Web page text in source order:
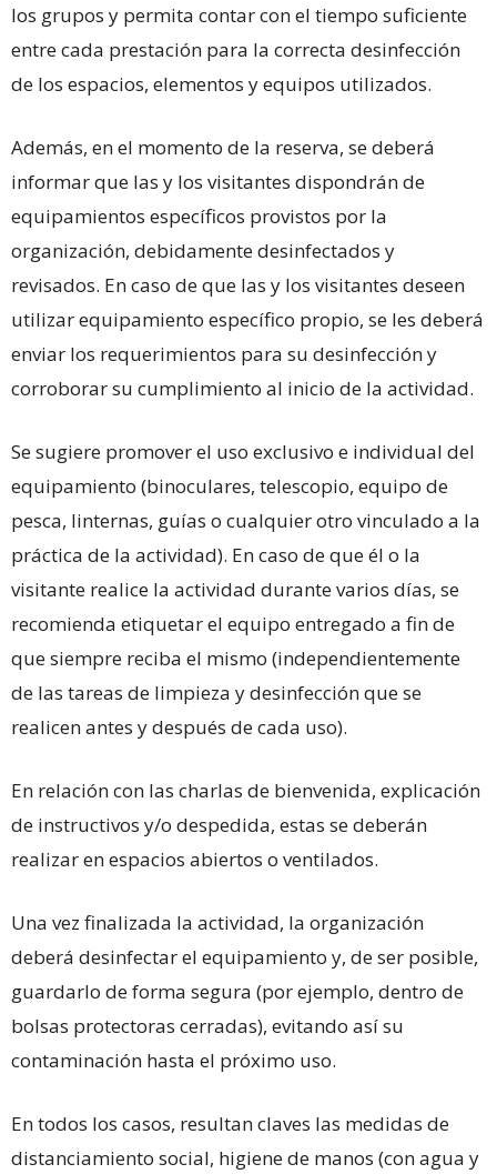
los grupos y permita contar con el tiempo suficiente
entre cada prestación para la correcta desinfección
de los espacios, elementos y equipos utilizados.
Además, en el momento de la reserva, se deberá
informar que las y los visitantes dispondrán de
equipamientos específicos provistos por la
organización, debidamente desinfectados y
revisados. En caso de que las y los visitantes deseen
utilizar equipamiento específico propio, se les deberá
enviar los requerimientos para su desinfección y
corroborar su cumplimiento al inicio de la actividad.
Se sugiere promover el uso exclusivo e individual del
equipamiento (binoculares, telescopio, equipo de
pesca, linternas, guías o cualquier otro vinculado a la
práctica de la actividad). En caso de que él o la
visitante realice la actividad durante varios días, se
recomienda etiquetar el equipo entregado a fin de
que siempre reciba el mismo (independientemente
de las tareas de limpieza y desinfección que se
realicen antes y después de cada uso).
En relación con las charlas de bienvenida, explicación
de instructivos y/o despedida, estas se deberán
realizar en espacios abiertos o ventilados.
Una vez finalizada la actividad, la organización
deberá desinfectar el equipamiento y, de ser posible,
guardarlo de forma segura (por ejemplo, dentro de
bolsas protectoras cerradas), evitando así su
contaminación hasta el próximo uso.
En todos los casos, resultan claves las medidas de
distanciamiento social, higiene de manos (con agua y